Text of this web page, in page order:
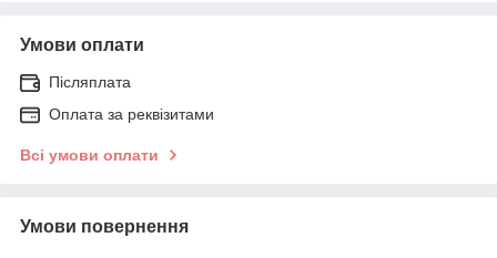
Умови оплати
Післяплата
Оплата за реквізитами
Всі умови оплати
Умови повернення